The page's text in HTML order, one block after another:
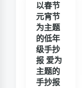
以春节
元宵节
为主题
的低年
级手抄
报 爱为
主题的
手抄报